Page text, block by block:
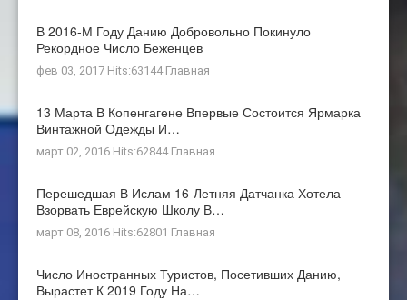
В 2016-М Году Данию Добровольно Покинуло
Рекордное Число Беженцев
фев 03, 2017 Hits:63144 Главная
13 Марта В Копенгагене Впервые Состоится Ярмарка
Винтажной Одежды И…
март 02, 2016 Hits:62844 Главная
Перешедшая В Ислам 16-Летняя Датчанка Хотела
Взорвать Еврейскую Школу В…
март 08, 2016 Hits:62801 Главная
Число Иностранных Туристов, Посетивших Данию,
Вырастет К 2019 Году На…